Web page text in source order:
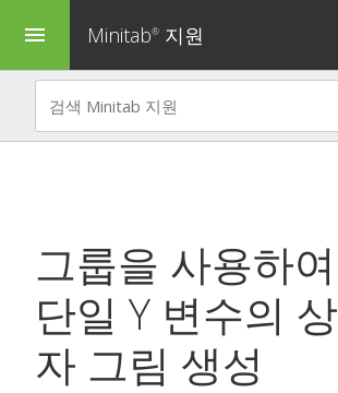
menu Minitab® 지원
그룹을 사용하여
단일 Y 변수의 상
자 그림 생성